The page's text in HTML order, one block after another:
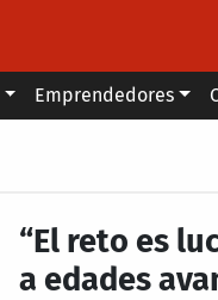
Emprendedores
“El reto es
a edades